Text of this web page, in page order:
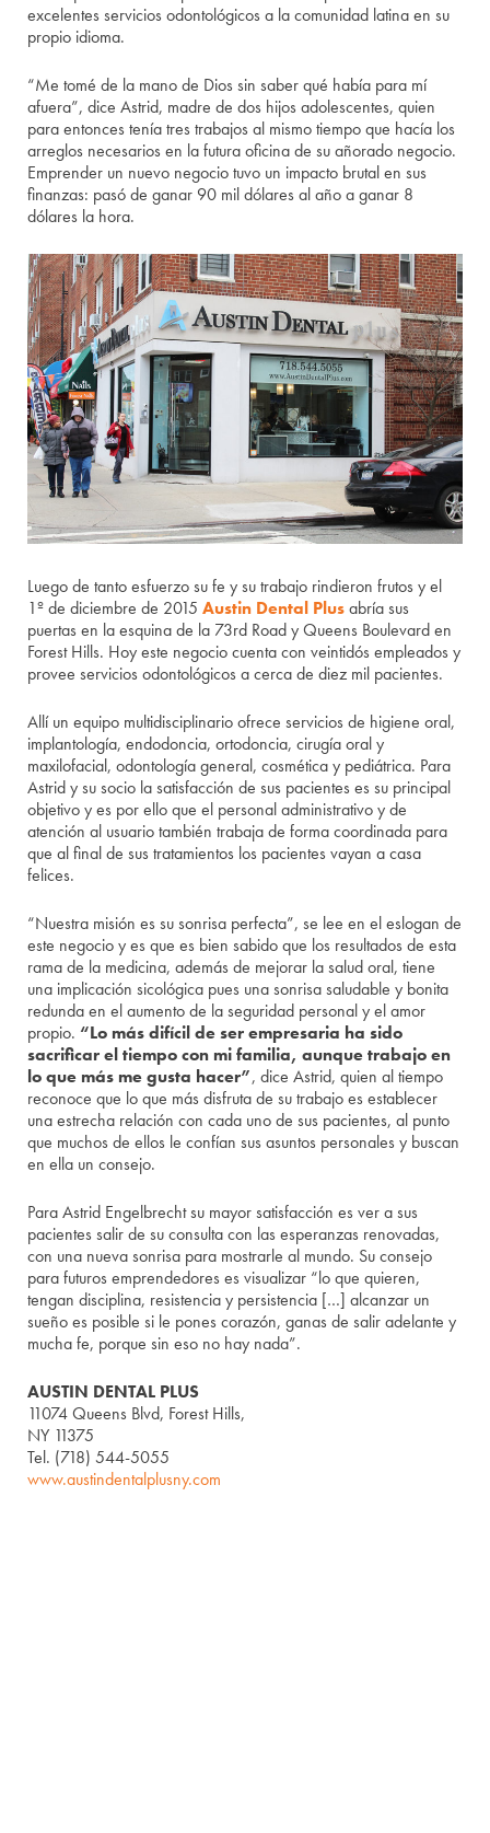
excelentes servicios odontológicos a la comunidad latina en su
propio idioma.
“Me tomé de la mano de Dios sin saber qué había para mí
afuera”, dice Astrid, madre de dos hijos adolescentes, quien
para entonces tenía tres trabajos al mismo tiempo que hacía los
arreglos necesarios en la futura oficina de su añorado negocio.
Emprender un nuevo negocio tuvo un impacto brutal en sus
finanzas: pasó de ganar 90 mil dólares al año a ganar 8
dólares la hora.
Luego de tanto esfuerzo su fe y su trabajo rindieron frutos y el
1º de diciembre de 2015Austin Dental Plusabría sus
puertas en la esquina de la 73rd Road y Queens Boulevard en
Forest Hills. Hoy este negocio cuenta con veintidós empleados y
provee servicios odontológicos a cerca de diez mil pacientes.
Allí un equipo multidisciplinario ofrece servicios de higiene oral,
implantología, endodoncia, ortodoncia, cirugía oral y
maxilofacial, odontología general, cosmética y pediátrica. Para
Astrid y su socio la satisfacción de sus pacientes es su principal
objetivo y es por ello que el personal administrativo y de
atención al usuario también trabaja de forma coordinada para
que al final de sus tratamientos los pacientes vayan a casa
felices.
“Nuestra misión es su sonrisa perfecta”, se lee en el eslogan de
este negocio y es que es bien sabido que los resultados de esta
rama de la medicina, además de mejorar la salud oral, tiene
una implicación sicológica pues una sonrisa saludable y bonita
redunda en el aumento de la seguridad personal y el amor
propio. “Lo más difícil de ser empresaria ha sido
sacrificar el tiempo con mi familia, aunque trabajo en
lo que más me gusta hacer”, dice Astrid, quien al tiempo
reconoce que lo que más disfruta de su trabajo es establecer
una estrecha relación con cada uno de sus pacientes, al punto
que muchos de ellos le confían sus asuntos personales y buscan
en ella un consejo.
Para Astrid Engelbrecht su mayor satisfacción es ver a sus
pacientes salir de su consulta con las esperanzas renovadas,
con una nueva sonrisa para mostrarle al mundo. Su consejo
para futuros emprendedores es visualizar “lo que quieren,
tengan disciplina, resistencia y persistencia […] alcanzar un
sueño es posible si le pones corazón, ganas de salir adelante y
mucha fe, porque sin eso no hay nada”.
AUSTIN DENTAL PLUS
11074 Queens Blvd, Forest Hills,
NY 11375
Tel. (718) 544-5055
www.austindentalplusny.com